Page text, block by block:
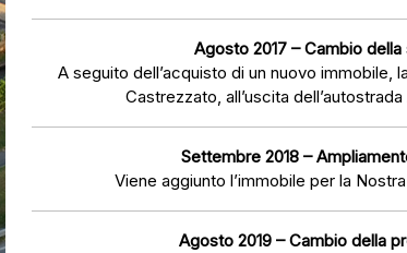
Agosto 2017 – Cambio della
A seguito dell’acquisto di un nuovo immobile,
Castrezzato, all’uscita
Settembre 2018 –
Viene aggiunto l’immobile per la
Agosto 2019 – Cambio della